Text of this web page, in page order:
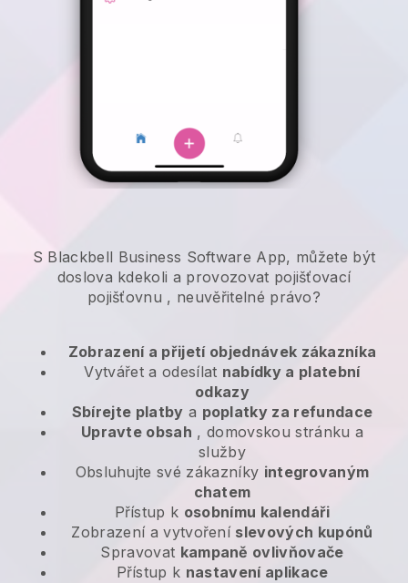
S Blackbell Business Software App, můžete být
doslova kdekoli a provozovat pojišťovací
pojišťovnu , neuvěřitelné právo?
Zobrazení a přijetí objednávek zákazníka
Vytvářet a odesílat nabídky a platební
odkazy
Sbírejte platby a poplatky za refundace
Upravte obsah , domovskou stránku a
služby
Obsluhujte své zákazníky integrovaným
chatem
Přístup k osobnímu kalendáři
Zobrazení a vytvoření slevových kupónů
Spravovat kampaně ovlivňovače
Přístup k nastavení aplikace